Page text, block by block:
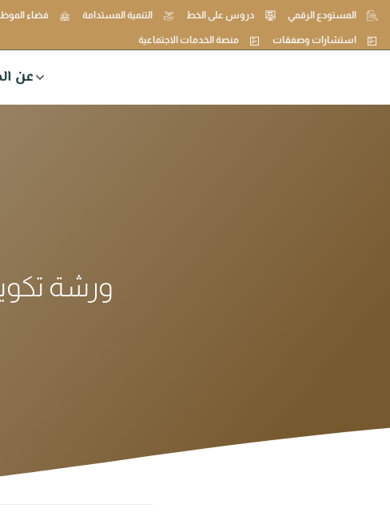
المستودع الرقمي دروس على الخط التنمية المستدامة فضاء
استشارات وصفقات منصة الخدمات الاجتماعية
عن
ورشة